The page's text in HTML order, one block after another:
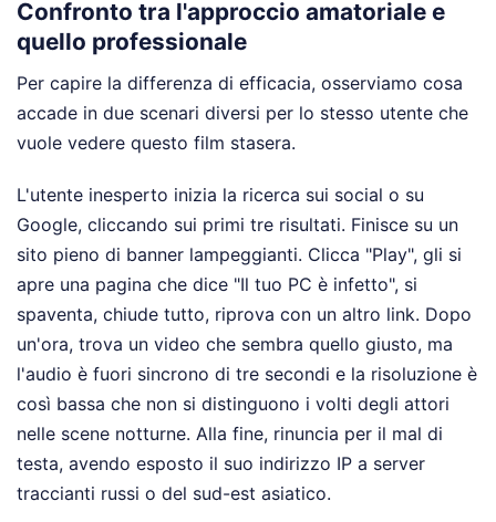
Confronto tra l'approccio amatoriale e
quello professionale
Per capire la differenza di efficacia, osserviamo cosa
accade in due scenari diversi per lo stesso utente che
vuole vedere questo film stasera.
L'utente inesperto inizia la ricerca sui social o su
Google, cliccando sui primi tre risultati. Finisce su un
sito pieno di banner lampeggianti. Clicca "Play", gli si
apre una pagina che dice "Il tuo PC è infetto", si
spaventa, chiude tutto, riprova con un altro link. Dopo
un'ora, trova un video che sembra quello giusto, ma
l'audio è fuori sincrono di tre secondi e la risoluzione è
così bassa che non si distinguono i volti degli attori
nelle scene notturne. Alla fine, rinuncia per il mal di
testa, avendo esposto il suo indirizzo IP a server
traccianti russi o del sud-est asiatico.